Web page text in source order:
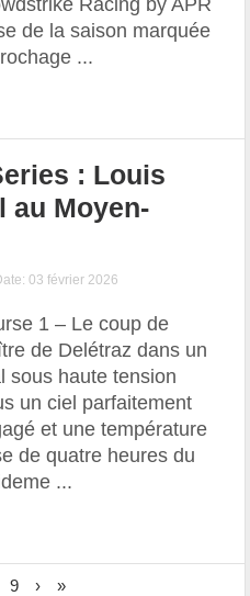
de la saison marquée
...
: Louis
au Moyen-
03 février 2026
1 – Le coup de
de Delétraz dans un
sous haute tension
un ciel parfaitement
et une température
de quatre heures du
...
9 › »